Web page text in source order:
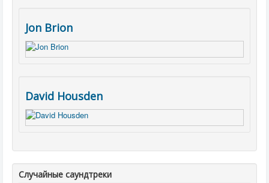
Jon Brion
David Housden
Случайные саундтреки